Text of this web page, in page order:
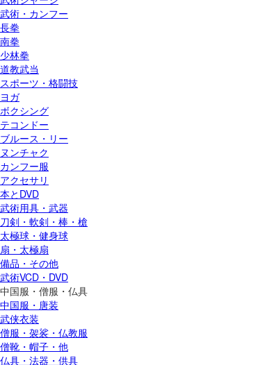
武術・カンフー
長拳
南拳
少林拳
道教武当
スポーツ・格闘技
ヨガ
ボクシング
テコンドー
ブルース・リー
ヌンチャク
カンフー服
アクセサリ
本とDVD
武術用具・武器
刀剣・軟剣・棒・槍
太極球・健身球
扇・太極扇
備品・その他
武術VCD・DVD
中国服・僧服・仏具
中国服・唐装
武侠衣装
僧服・袈裟・仏教服
僧靴・帽子・他
仏具・法器・供具